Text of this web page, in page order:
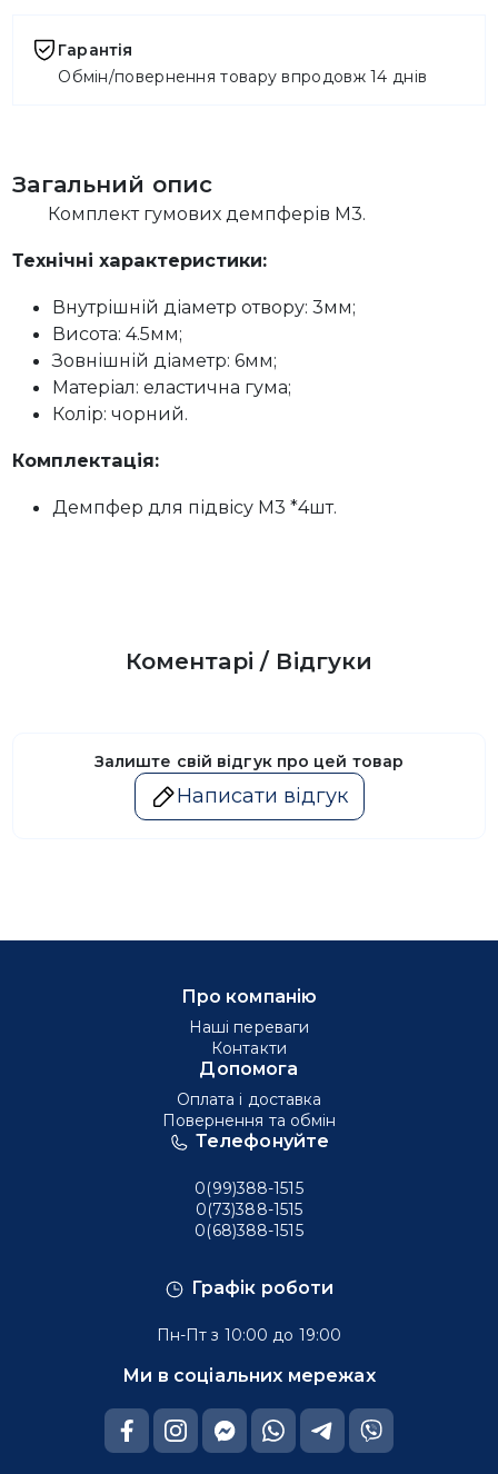
Гарантія
Обмін/повернення товару впродовж 14 днів
Загальний опис
Комплект гумових демпферів М3.
Технічні характеристики:
Внутрішній діаметр отвору: 3мм;
Висота: 4.5мм;
Зовнішній діаметр: 6мм;
Матеріал: еластична гума;
Колір: чорний.
Комплектація:
Демпфер для підвісу М3 *4шт.
Коментарі / Відгуки
Залиште свій відгук про цей товар
Написати відгук
Графік роботи
Пн-Пт з 10:00 до 19:00
Ми в соціальних мережах
Телефонуйте
0(99)388-1515
0(73)388-1515
0(68)388-1515
Про компанію
Наші переваги
Контакти
Допомога
Оплата і доставка
Повернення та обмін